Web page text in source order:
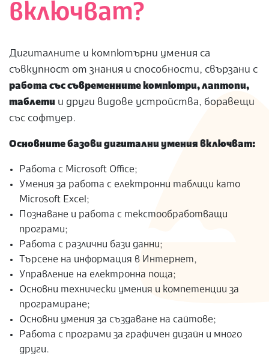
включват?
Дигиталните и компютърни умения са
съвкупност от знания и способности, свързани с
работа със съвременните компютри, лаптопи,
таблети и други видове устройства, боравещи
със софтуер.
Основните базови дигитални умения включват:
Работа с Microsoft Office;
Умения за работа с електронни таблици като
Microsoft Excel;
Познаване и работа с текстообработващи
програми;
Работа с различни бази данни;
Търсене на информация в Интернет,
Управление на електронна поща;
Основни технически умения и компетенции за
програмиране;
Основни умения за създаване на сайтове;
Работа с програми за графичен дизайн и много
други.